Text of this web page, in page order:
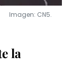
Imagen: CN5.
la